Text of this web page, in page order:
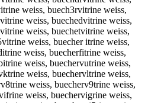
weiss, buech3rvitrine weiss,
weiss, buechedvitrine weiss,
weiss, buechetvitrine weiss,
weiss, buecher itrine weiss,
weiss, buecherfitrine weiss,
weiss, buechervutrine weiss,
weiss, buechervltrine weiss,
weiss, buecherv9trine weiss,
weiss, buechervigrine weiss,